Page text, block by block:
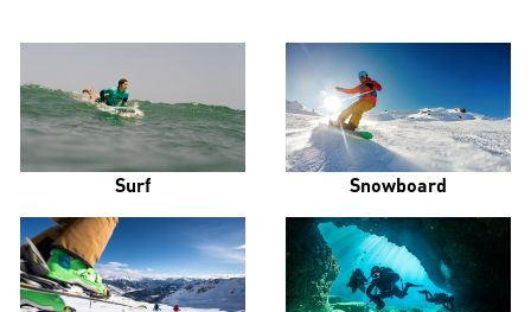
Surf Snowboard